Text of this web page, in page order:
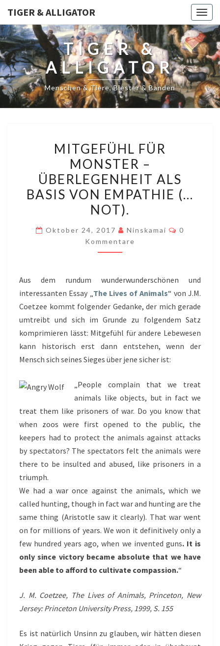
TIGER & ALLIGATOR
TIGER &
ALLIGATOR
Menschen & Tiere, Biester & Banden
FÜR
MONSTER
–
ÜBERLEGENHEIT
ALS
BASIS
VON
EMPATHIE
MITGEFÜHL FÜR
MONSTER –
ÜBERLEGENHEIT ALS
BASIS VON EMPATHIE (…
NOT).
Oktober 24, 2017 Ninskamai
0
Kommentare
Aus dem rundum wunderwunderschönen und
interessanten Essay „The Lives of Animals“ von J.M.
Coetzee kommt folgender Gedanke, der mich gerade
umtreibt und sich im Grunde zu folgendem Satz
komprimieren lässt: Mitgefühl für andere Lebewesen
kann historisch erst dann entstehen, wenn der
Mensch sich seines Sieges über jene sicher ist:
„People complain that we treat
animals like objects, but in fact we
treat them like prisoners of war. Do you know that
when zoos were first opened to the public, the
keepers had to protect the animals against attacks
by spectators? The spectators felt the animals were
there to be insulted and abused, like prisoners in a
triumph.
We had a war once against the animals, which we
called hunting, though in fact war and hunting are the
same thing (Aristotle saw it clearly). That war went
on for millions of years. We won it definitively only a
few hundred years ago, when we invented guns. It is
only since victory became absolute that we have
been able to afford to cultivate compassion.“
J. M. Coetzee, The Lives of Animals, Princeton, New
Jersey: Princeton University Press, 1999, S. 155
Es ist natürlich Unsinn zu glauben, wir hätten diesen